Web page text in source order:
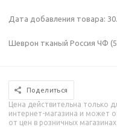
Дата добавления товара:
Шеврон тканый Россия ЧФ
Поделиться
Цена действительна только
интернет-магазина и может
от цен в розничных магазинах